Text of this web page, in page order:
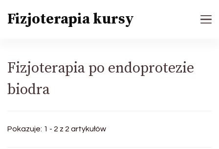
Fizjoterapia kursy
Fizjoterapia po endoprotezie
biodra
Pokazuje: 1 - 2 z 2 artykułów